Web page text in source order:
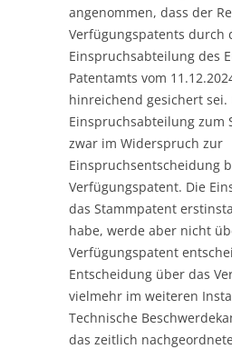
angenommen, dass der
Verfügungspatents durch
Einspruchsabteilung des
Patentamts vom
hinreichend gesichert
Einspruchsabteilung zum
zwar im Widerspruch zur
Einspruchsentscheidung
Verfügungspatent. Die
das Stammpatent
habe, werde aber nicht
Verfügungspatent
Entscheidung über das
vielmehr im weiteren
Technische
das zeitlich